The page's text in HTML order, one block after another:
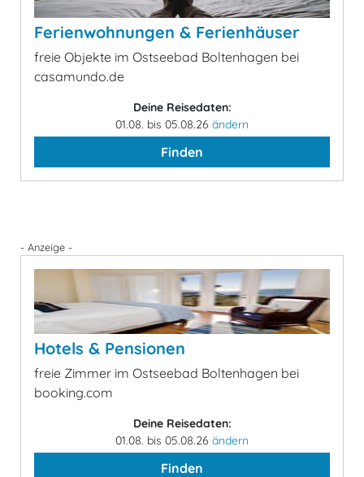
Ferienwohnungen & Ferienhäuser
freie Objekte im Ostseebad Boltenhagen bei
casamundo.de
Deine Reisedaten:
01.08. bis 05.08.26 ändern
Finden
- Anzeige -
Hotels & Pensionen
freie Zimmer im Ostseebad Boltenhagen bei
booking.com
Deine Reisedaten:
01.08. bis 05.08.26 ändern
Finden